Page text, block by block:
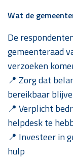
Wat de
De
gemeenteraad
verzoeken
📍 Zorg dat
bereikbaar
📍 Verplicht
helpdesk te
📍 Investeer in
hulp